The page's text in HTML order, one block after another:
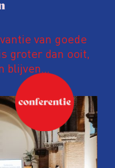
van goede
groter dan ooit,
blijven
VVOJ
een eerlijke
van ons vak.